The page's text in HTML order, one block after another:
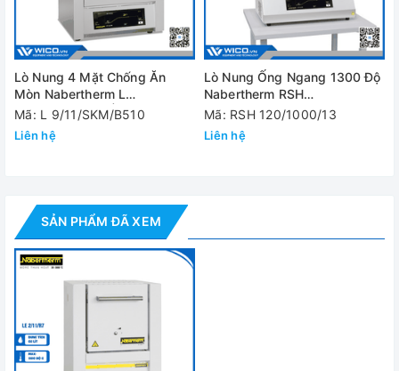
Nhiệt độ tối đa 1100 độ C
Dung tích
buồng
2 Lít
Thời gian đạt
Tmax
15 phút
buồng WxDxH
(mm)
110x180x110 mm
Kích thước tổng
thể WxDxH
Công suất 1.9 kW
Lò Nung 4 Mặt Chống Ăn
Mòn Nabertherm L
9/11/SKM/B510 | Cửa Lật
Mã: L 9/11/SKM/B510
Liên hệ
Lò Nung Ống Ngang 1300 Độ
Nabertherm RSH
120/1000/13/B510
Mã: RSH 120/1000/13
Liên hệ
SẢN PHẨM ĐÃ XEM